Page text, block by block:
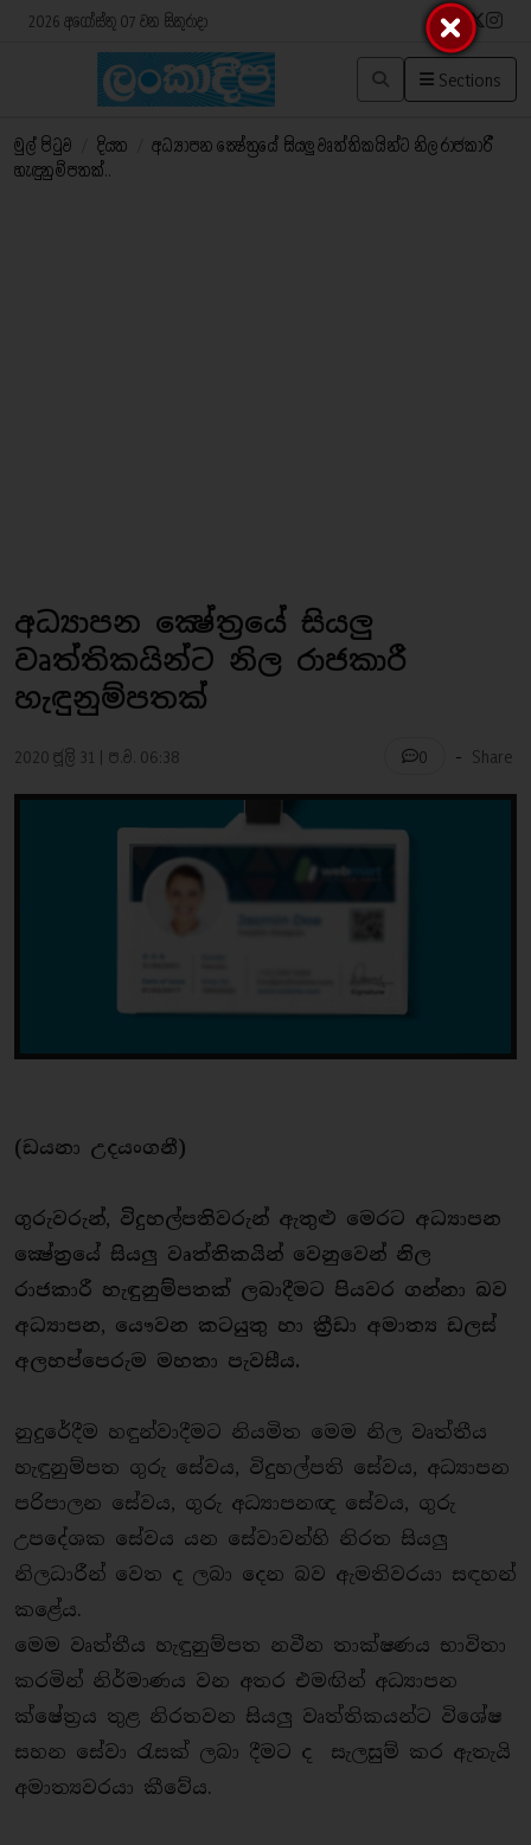
2026 අගෝස්තු 07 වන සිකුරාදා
Sections
මුල් පිටුව දියත
අධ්‍යාපන ක්‍ෂේත්‍රයේ සියලු වෘත්තිකයින්ට නිල රාජකාරී
හැඳුනුම්පතක්..
අධ්‍යාපන ක්‍ෂේත්‍රයේ සියලු
වෘත්තිකයින්ට නිල රාජකාරී
හැඳුනුම්පතක්
2020 ජූලි 31 | ප.ව. 06:38 0 - Share
(ඩයනා උදයංගනී)
ගුරුවරුන්, විදුහල්පතිවරුන් ඇතුළු මෙරට අධ්‍යාපන
ක්‍ෂේත්‍රයේ සියලු වෘත්තිකයින් වෙනුවෙන් නිල
රාජකාරී හැඳුනුම්පතක් ලබාදීමට පියවර ගන්නා බව
අධ්‍යාපන, යෞවන කටයුතු හා ක්‍රීඩා අමාත්‍ය ඩලස්
අලහප්පෙරුම මහතා පැවසීය.
නුදුරේදීම හඳුන්වාදීමට නියමිත මෙම නිල වෘත්තීය
හැඳුනුම්පත ගුරු සේවය, විදුහල්පති සේවය, අධ්‍යාපන
පරිපාලන සේවය, ගුරු අධ්‍යාපනඥ සේවය, ගුරු
උපදේශක සේවය යන සේවාවන්හි නිරත සියලු
නිලධාරීන් වෙත ද ලබා දෙන බව ඇමතිවරයා සඳහන්
කළේය.
මෙම වෘත්තීය හැඳුනුම්පත නවීන තාක්ෂණය භාවිතා
කරමින් නිර්මාණය වන අතර එමඟින් අධ්‍යාපන
ක්ෂේත්‍රය තුළ නිරතවන සියලු වෘත්තිකයන්ට විශේෂ
සහන සේවා රැසක් ලබා දීමට ද සැලසුම් කර ඇතැයි
අමාත්‍යවරයා කීවේය.